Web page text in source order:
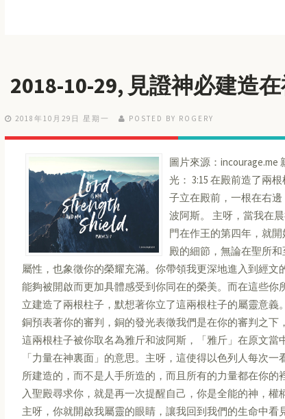
2018-10-29, 見證神必建造
2018年10月29日 星期一 POSTED BY ROGERY
圖片來源：incourage.me
光： 3:15 在殿前造了兩
子立在殿前，一根在右
波阿斯。 主呀，當我在
門在作王的第四年，就
殿的細節，無論在聖所
屬性，也象徵你的榮耀充滿。你帶領我更深地進入到經
能夠被開啟而更加具體感受到你同在的榮美。而在這些
立建造了兩根柱子，默想著你立了這兩根柱子的屬靈意義
銅預表著你的審判，銅的發光表徵我們是在你的審判之
這兩根柱子被你取名為雅斤和波阿斯，「雅斤」在原文
「力量在神裏面」的意思。主呀，這使得以色列人每次
所建造的，而不是人手所造的，而且所有的力量都在你
入聖殿尋求你，就是再一次提醒自己，你是全能的神，權
主呀，你就開啟我屬靈的眼睛，讓我回到我們的生命中